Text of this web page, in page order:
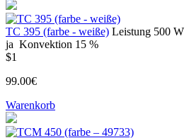
ТС 395 (farbe - weiße) Leistung 500 W
ja Konvektion 15 %
$1
99.00€
Warenkorb